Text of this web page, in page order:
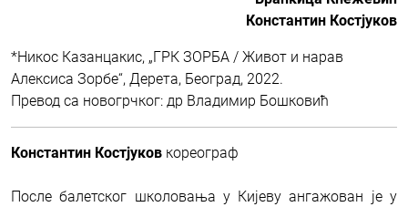
Константин Костјуков
*Никос Казанцакис, „ГРК ЗОРБА / Живот и нарав
Алексиса Зорбе“, Дерета, Београд, 2022.
Превод са новогрчког: др Владимир Бошковић
Константин Костјуков кореограф
После балетског школовања у Кијеву ангажован је у